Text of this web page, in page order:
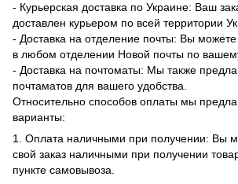
- Курьерская доставка по Украине: Ваш
доставлен курьером по всей территории
- Доставка на отделение почты: Вы можете
в любом отделении Новой почты по
- Доставка на почтоматы: Мы также
почтаматов для вашего удобства.
Относительно способов оплаты мы
варианты:
1. Оплата наличными при получении: Вы
свой заказ наличными при получении
пункте самовывоза.